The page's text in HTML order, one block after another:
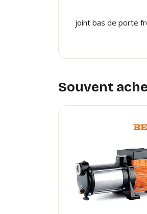
joint bas de porte
Souvent